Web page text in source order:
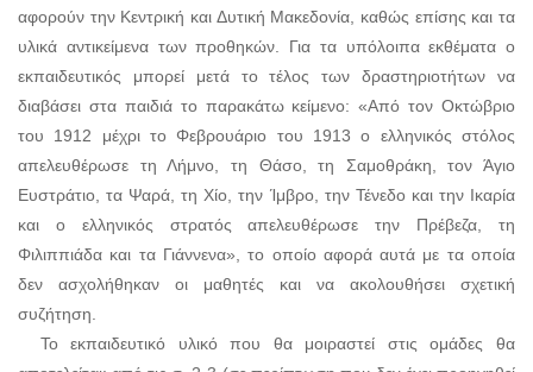
αφορούν την Κεντρική και Δυτική Μακεδονία, καθώς επίσης και τα
υλικά αντικείμενα των προθηκών. Για τα υπόλοιπα εκθέματα ο
εκπαιδευτικός μπορεί μετά το τέλος των δραστηριοτήτων να
διαβάσει στα παιδιά το παρακάτω κείμενο: «Από τον Οκτώβριο
του 1912 μέχρι το Φεβρουάριο του 1913 ο ελληνικός στόλος
απελευθέρωσε τη Λήμνο, τη Θάσο, τη Σαμοθράκη, τον Άγιο
Ευστράτιο, τα Ψαρά, τη Χίο, την Ίμβρο, την Τένεδο και την Ικαρία
και ο ελληνικός στρατός απελευθέρωσε την Πρέβεζα, τη
Φιλιππιάδα και τα Γιάννενα» , το οποίο αφορά αυτά με τα οποία
δεν ασχολήθηκαν οι μαθητές και να ακολουθήσει σχετική
συζήτηση.
Το εκπαιδευτικό υλικό που θα μοιραστεί στις ομάδες θα